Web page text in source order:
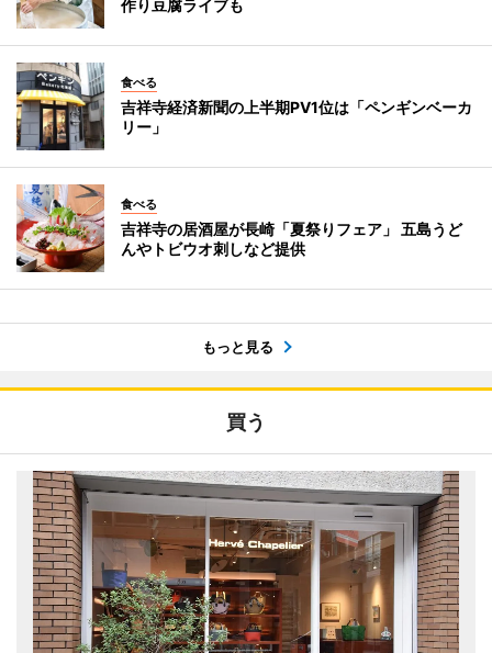
作り豆腐ライブも
食べる
吉祥寺経済新聞の上半期PV1位は「ペンギンベーカ
リー」
食べる
吉祥寺の居酒屋が長崎「夏祭りフェア」 五島うど
んやトビウオ刺しなど提供
もっと見る
買う